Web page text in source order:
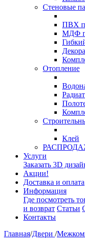
Стеновые
ПВХ
МДФ
Отопление
Клей
Услуги
Заказать 3D
Акции!
Доставка и оплата
Информация
Где посмотреть
и возврат Статьи
Контакты
Главная/Двери /